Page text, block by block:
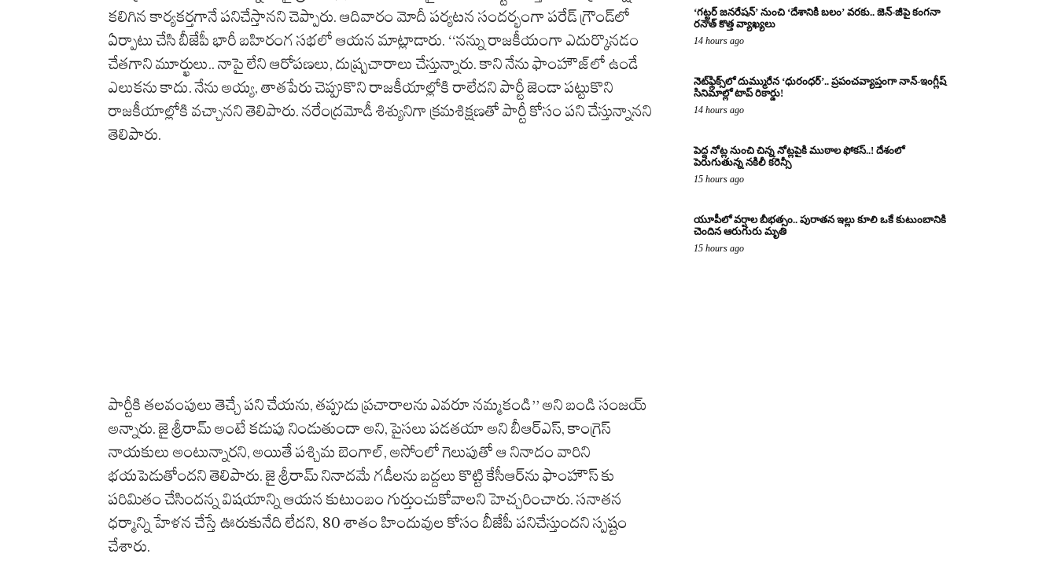
కలిగిన కార్యకర్తగానే పనిచేస్తానని చెప్పారు. ఆదివారం మోదీ ప‌ర్య‌ట‌న సంద‌ర్భంగా ప‌రేడ్ గ్రౌండ్‌లో
ఏర్పాటు చేసి బీజేపీ భారీ బ‌హిరంగ స‌భ‌లో ఆయ‌న మాట్లాడారు. ‘‘నన్ను రాజకీయంగా ఎదుర్కొనడం
చేతగాని మూర్ఖులు.. నాపై లేని ఆరోప‌ణ‌లు, దుష్ర్ప‌చారాలు చేస్తున్నారు. కాని నేను ఫాంహౌజ్‌లో ఉండే
ఎలుక‌ను కాదు. నేను అయ్య‌, తాత‌పేరు చెప్పుకొని రాజ‌కీయాల్లోకి రాలేద‌ని పార్టీ జెండా ప‌ట్టుకొని
రాజ‌కీయాల్లోకి వ‌చ్చాన‌ని తెలిపారు. న‌రేంద్ర‌మోడీ శిశ్యునిగా క్ర‌మ‌శిక్ష‌ణ‌తో పార్టీ కోసం ప‌ని చేస్తున్నాన‌ని
తెలిపారు.
పార్టీకి త‌ల‌వంపులు తెచ్చే ప‌ని చేయ‌ను, తప్పుడు ప్రచారాలను ఎవరూ నమ్మకండి’’ అని బండి సంజయ్‌
అన్నారు. జై శ్రీరామ్‌ అంటే కడుపు నిండుతుందా అని, పైసలు పడతయా అని బీఆర్‌ఎస్‌, కాంగ్రెస్‌
నాయకులు అంటున్నారని, అయితే పశ్చిమ బెంగాల్‌, అసోంలో గెలుపుతో ఆ నినాదం వారిని
భయపెడుతోందని తెలిపారు. జై శ్రీరామ్‌ నినాదమే గడీలను బద్దలు కొట్టి కేసీఆర్‌ను ఫాంహౌస్‌ కు
పరిమితం చేసిందన్న విషయాన్ని ఆయన కుటుంబం గుర్తుంచుకోవాలని హెచ్చరించారు. సనాతన
ధర్మాన్ని హేళన చేస్తే ఊరుకునేది లేదని, 80 శాతం హిందువుల కోసం బీజేపీ పనిచేస్తుందని స్పష్టం
చేశారు.
‘గట్టర్ జనరేషన్’ నుంచి ‘దేశానికి బలం’ వరకు.. జెన్-జీపై కంగనా
రనౌత్ కొత్త వ్యాఖ్యలు
14 hours ago
నెట్‌ఫ్లిక్స్‌లో దుమ్మురేన ‘ధురంధర్’.. ప్రపంచవ్యాప్తంగా నాన్-ఇంగ్లీష్
సినిమాల్లో టాప్ రికార్డు!
14 hours ago
పెద్ద నోట్ల నుంచి చిన్న నోట్లపైకి ముఠాల ఫోకస్..! దేశంలో
పెరుగుతున్న నకిలీ కరెన్సీ
15 hours ago
యూపీలో వర్షాల బీభత్సం.. పురాతన ఇల్లు కూలి ఒకే కుటుంబానికి
చెందిన ఆరుగురు మృతి
15 hours ago